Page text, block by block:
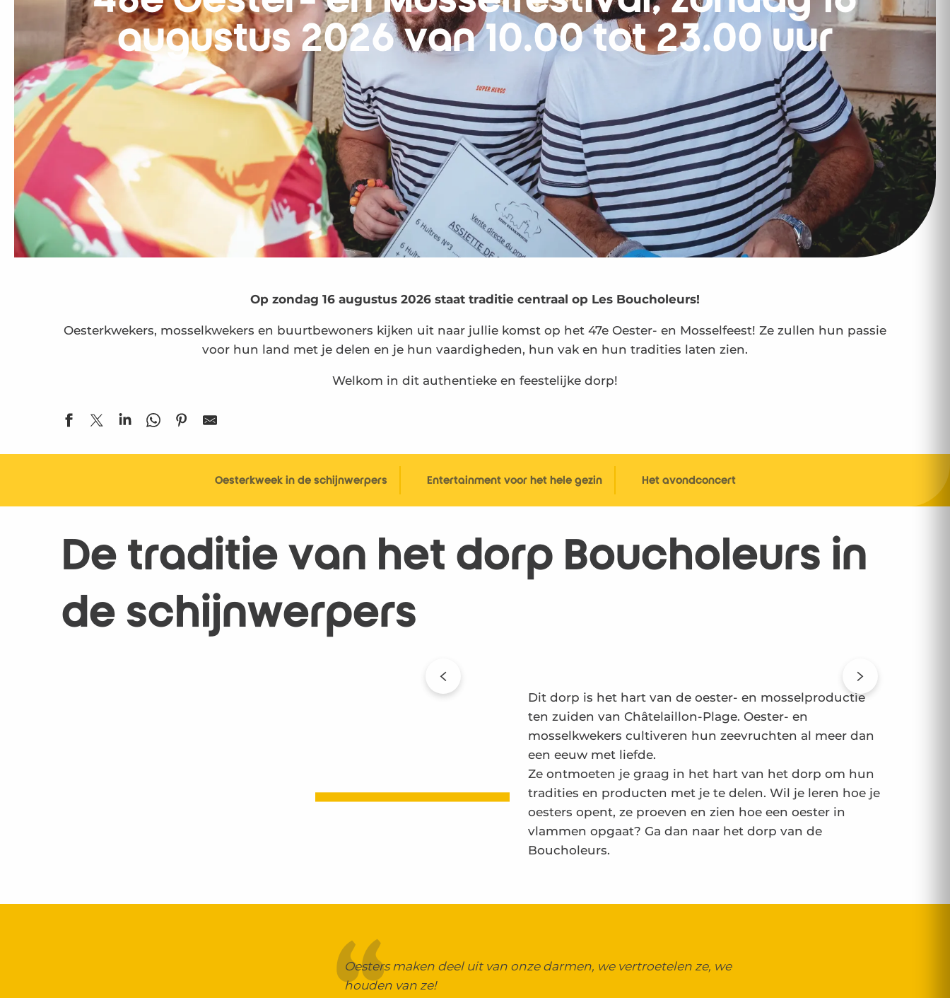
augustus 2026 van 10.00 tot 23.00 uur
Op zondag 16 augustus 2026 staat traditie centraal op Les Boucholeurs!
Oesterkwekers, mosselkwekers en buurtbewoners kijken uit naar jullie komst op het 47e Oester- en Mosselfeest! Ze zullen hun passie
voor hun land met je delen en je hun vaardigheden, hun vak en hun tradities laten zien.
Welkom in dit authentieke en feestelijke dorp!
Oesterkweek in de schijnwerpers Entertainment voor het hele gezin Het avondconcert
De traditie van het dorp Boucholeurs in
de schijnwerpers
Dit dorp is het hart van de oester- en mosselproductie
ten zuiden van Châtelaillon-Plage. Oester- en
mosselkwekers cultiveren hun zeevruchten al meer dan
een eeuw met liefde.
Ze ontmoeten je graag in het hart van het dorp om hun
tradities en producten met je te delen. Wil je leren hoe je
oesters opent, ze proeven en zien hoe een oester in
vlammen opgaat? Ga dan naar het dorp van de
Boucholeurs.
Oesters maken deel uit van onze darmen, we vertroetelen ze, we
houden van ze!